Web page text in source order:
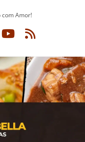
com Amor!